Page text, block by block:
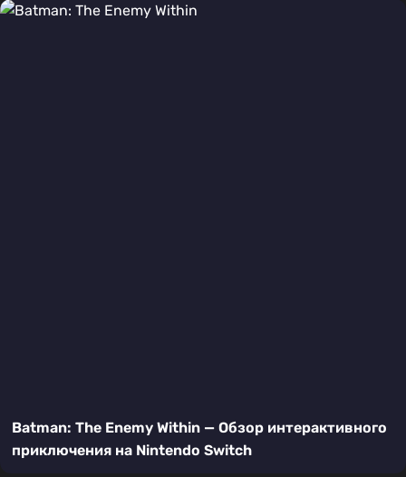
Batman: The Enemy Within — Обзор интерактивного
приключения на Nintendo Switch